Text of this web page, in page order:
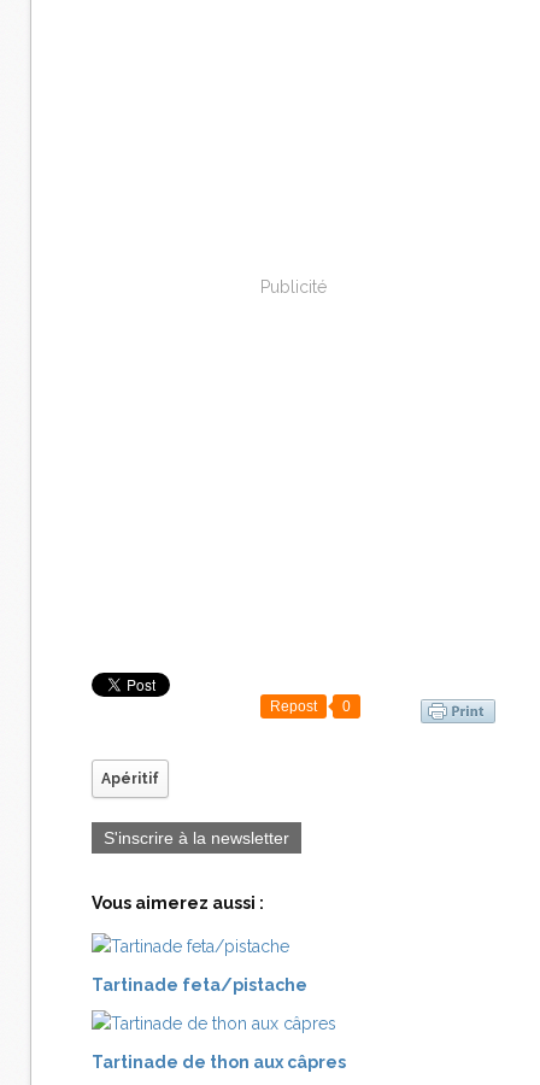
Publicité
Repost 0
Apéritif
S'inscrire à la newsletter
Vous aimerez aussi :
Tartinade feta/pistache
Tartinade de thon aux câpres